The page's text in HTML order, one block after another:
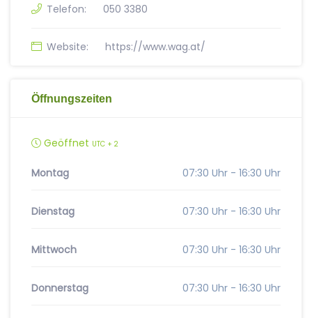
Telefon: 050 3380
Website: https://www.wag.at/
Öffnungszeiten
Geöffnet UTC + 2
Montag 07:30 Uhr - 16:30 Uhr
Dienstag 07:30 Uhr - 16:30 Uhr
Mittwoch 07:30 Uhr - 16:30 Uhr
Donnerstag 07:30 Uhr - 16:30 Uhr